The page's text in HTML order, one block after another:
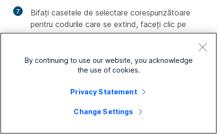
7
Bifați casetele de selectare corespunzătoare
pentru codurile care se extind, faceți clic pe
Extindere dată de expirare , apoifaceți clic pe
În câmpul Extindere la (mm/zz/aaaa),
Actualizare.
fereastra Raport cod promoție și
By continuing to use our website, you acknowledge
the use of cookies.
Privacy Statement
Change Settings